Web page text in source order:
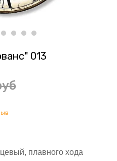
013
плавного хода